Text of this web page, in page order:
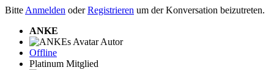
Bitte Anmelden oderRegistrieren um der Konversation beizutreten.
ANKE
Autor
Offline
Platinum Mitglied